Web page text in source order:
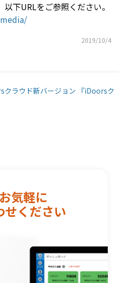
下URLをご参照ください。
2019/10/4
クラウド新バージョン 『iDoorsク
気軽に
せください